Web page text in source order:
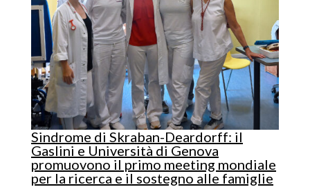
Sindrome di Skraban-Deardorff: il
Gaslini e Università di Genova
promuovono il primo meeting mondiale
per la ricerca e il sostegno alle famiglie